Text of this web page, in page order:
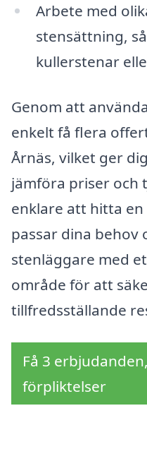
Arbete med
stensättning,
kullerstenar
Genom att
enkelt få flera
Årnäs, vilket ger
jämföra priser och
enklare att hitta
passar dina behov
stenläggare med
område för att
tillfredsställande
Få 3
förpliktelser